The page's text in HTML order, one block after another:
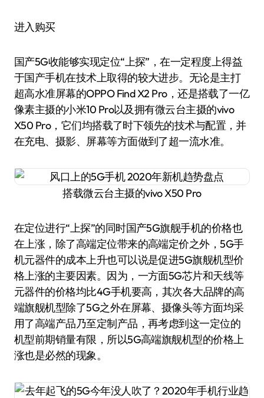
进入购买
国产5G收能够实现定位“上探”，在一定程度上得益
于国产手机在技术上取得的较大进步。无论是主打
超高水准屏幕的OPPO Find X2 Pro，还是搭载了一亿
像素主摄的小米10 Pro以及拥有微云台主摄的vivo
X50 Pro，它们均搭载了时下领先的技术与配置，并
在充电、摄影、屏幕等方面做到了超一流水准。
搭载微云台主摄的vivo X50 Pro
在定位进行“上探”的同时国产5G旗舰手机的价格也
在上涨，除了高端定位带来的高端定价之外，5G手
机元器件的成本上升也可以说是促进5G旗舰机型价
格上涨的主要因素。因为，一方面5G芯片和天线等
元器件的价格均比4G手机要高，其次各大品牌的高
端旗舰机型除了5G之外在屏幕、摄像头等方面均采
用了高端产品乃至定制产品，再考虑到这一定位的
机型前期销量有限，所以5G高端旗舰机型的价格上
涨也是必然的现象。